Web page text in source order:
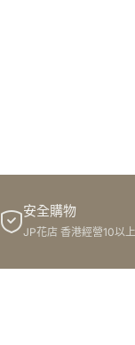
安全購物
JP花店 香港經營10以